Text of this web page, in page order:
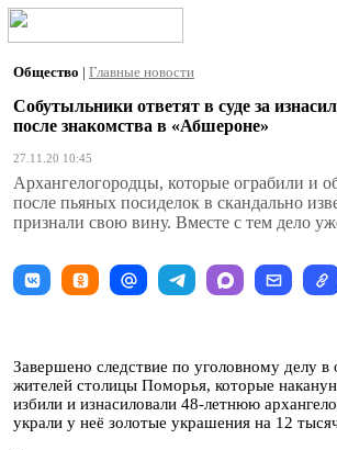
Общество | Главные новости
Собутыльники ответят в суде за
после знакомства в «Абшероне»
27.11.20 10:45
Архангелогородцы, которые ограбили и
после пьяных посиделок в скандально
признали свою вину. Вместе с тем дело
Завершено следствие по уголовному делу
жителей столицы Поморья, которые
избили и изнасиловали 48-летнюю
украли у неё золотые украшения на 12